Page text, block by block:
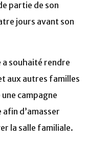
partie de son
jours avant son
a souhaité rendre
aux autres familles
campagne
afin d’amasser
la salle familiale.